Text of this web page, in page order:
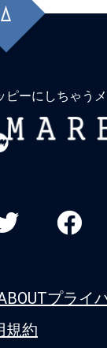
ピーにしちゃう
プライ
規約